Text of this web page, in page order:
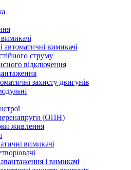
автоматичні вимикачі
струму
відключення
захисту двигунів
(ОПН)
живлення
вимикачі
і вимикачі